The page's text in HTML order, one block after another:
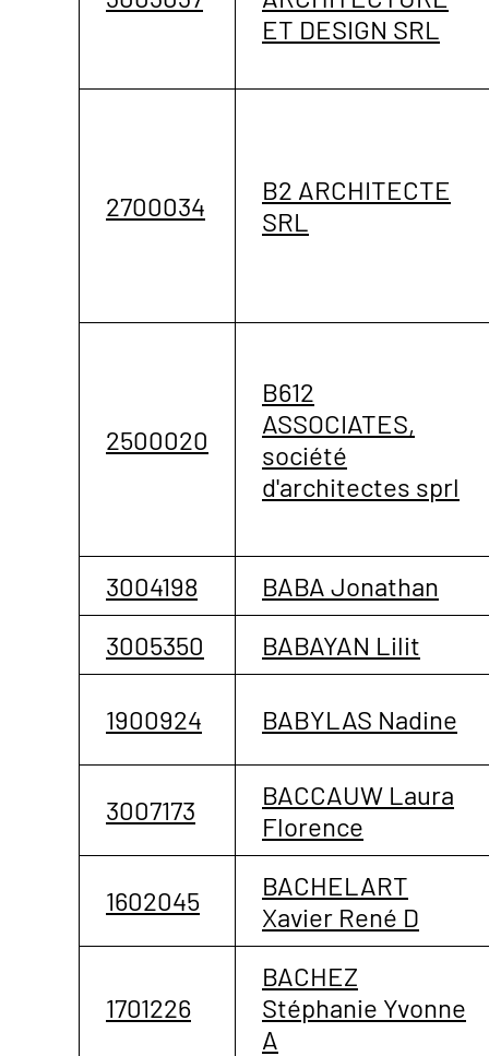
ET DESIGN SRL
2700034
B2 ARCHITECTE
SRL
2500020
B612
ASSOCIATES,
société
d'architectes sprl
3004198
BABA Jonathan
3005350
BABAYAN Lilit
1900924 BABYLAS Nadine
3007173
BACCAUW Laura
Florence
1602045
BACHELART
Xavier René D
1701226
BACHEZ
Stéphanie Yvonne
A